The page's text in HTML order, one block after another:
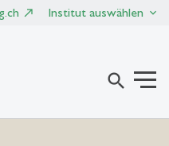
Institut auswählen
search